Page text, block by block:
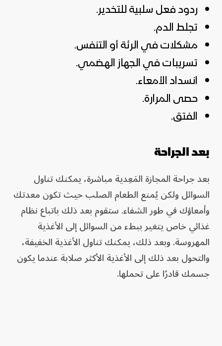
ردود فعل سلبية للتخدير.
تجلط الدم.
مشكلات في الرئة أو التنفس.
تسريبات في الجهاز الهضمي.
انسداد الأمعاء.
حصى المرارة.
الفتق.
بعد الجراحة
بعد جراحة المجازة المَعِدية مباشرة، يمكنك تناول
السوائل ولكن يُمنع الطعام الصلب حيث تكون معدتك
وأمعاؤك في طور الشفاء. ستقوم بعد ذلك باتباع نظام
غذائي خاص يتغير ببطء من السوائل إلى الأغذية
المهروسة. وبعد ذلك، يمكنك تناول الأغذية الخفيفة،
والتحول بعد ذلك إلى الأغذية الأكثر صلابة عندما يكون
جسمك قادرًا على تحملها.